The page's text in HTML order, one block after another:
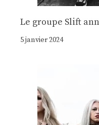
Le groupe Slift
5 janvier 2024